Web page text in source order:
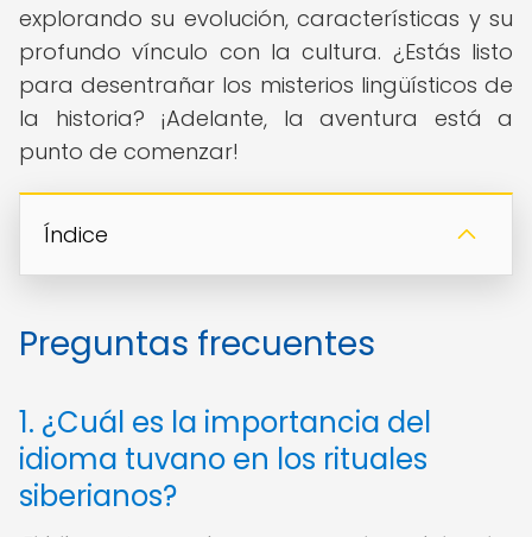
explorando su evolución, características y su
profundo vínculo con la cultura. ¿Estás listo
para desentrañar los misterios lingüísticos de
la historia? ¡Adelante, la aventura está a
punto de comenzar!
Índice
Preguntas frecuentes
1. ¿Cuál es la importancia del
idioma tuvano en los rituales
siberianos?